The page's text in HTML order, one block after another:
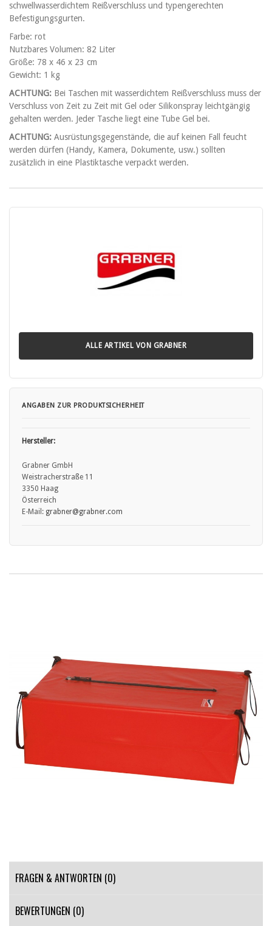
schwellwasserdichtem Reißverschluss und typengerechten
Befestigungsgurten.
Farbe: rot
Nutzbares Volumen: 82 Liter
Größe: 78 x 46 x 23 cm
Gewicht: 1 kg
ACHTUNG: Bei Taschen mit wasserdichtem Reißverschluss muss der
Verschluss von Zeit zu Zeit mit Gel oder Silikonspray leichtgängig
gehalten werden. Jeder Tasche liegt eine Tube Gel bei.
ACHTUNG: Ausrüstungsgegenstände, die auf keinen Fall feucht
werden dürfen (Handy, Kamera, Dokumente, usw.) sollten
zusätzlich in eine Plastiktasche verpackt werden.
ALLE ARTIKEL VON GRABNER
ANGABEN ZUR PRODUKTSICHERHEIT
Hersteller:
Grabner GmbH
Weistracherstraße 11
3350 Haag
Österreich
E-Mail: grabner@grabner.com
FRAGEN & ANTWORTEN (0)
BEWERTUNGEN (0)